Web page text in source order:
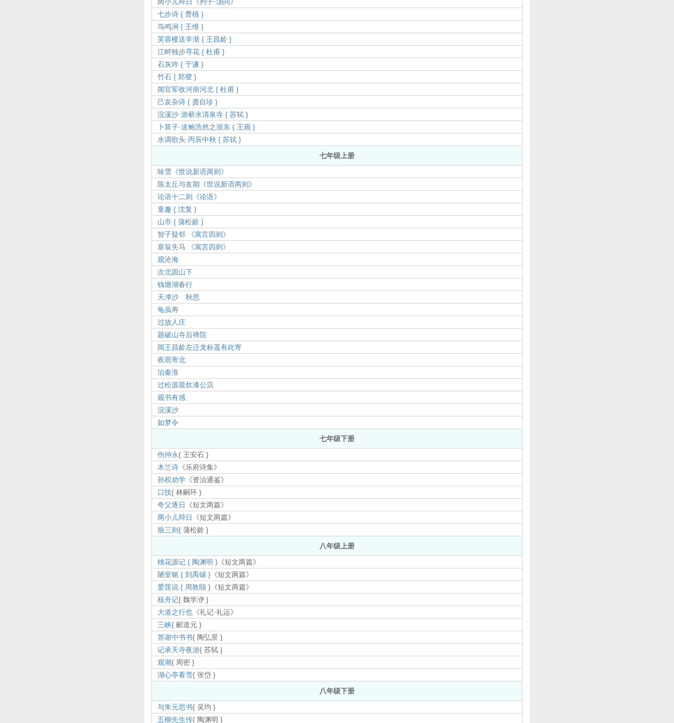
七步诗 { 曹植 }
鸟鸣涧 { 王维 }
芙蓉楼送辛渐 { 王昌龄 }
江畔独步寻花 { 杜甫 }
石灰吟 { 于谦 }
竹石 { 郑燮 }
闻官军收河南河北 { 杜甫 }
己亥杂诗 { 龚自珍 }
浣溪沙·游蕲水清泉寺 { 苏轼 }
卜算子·送鲍浩然之浙东 { 王观 }
水调歌头·丙辰中秋 { 苏轼 }
七年级上册
咏雪《世说新语两则》
陈太丘与友期《世说新语两则》
论语十二则《论语》
童趣 { 沈复 }
山市 { 蒲松龄 }
智子疑邻 《寓言四则》
塞翁失马 《寓言四则》
观沧海
次北固山下
钱塘湖春行
天净沙 秋思
龟虽寿
过故人庄
题破山寺后禅院
闻王昌龄左迁龙标遥有此寄
夜雨寄北
泊秦淮
过松源晨炊漆公店
观书有感
浣溪沙
如梦令
七年级下册
伤仲永{ 王安石 }
木兰诗 《乐府诗集》
孙权劝学 《资治通鉴》
口技{ 林嗣环 }
夸父逐日
《短文两篇》
两小儿辩日
《短文两篇》
狼三则{ 蒲松龄 }
八年级上册
桃花源记 { 陶渊明 } 《短文两篇》
陋室铭 { 刘禹锡 } 《短文两篇》
爱莲说 { 周敦颐 } 《短文两篇》
核舟记{ 魏学洢 }
大道之行也 《礼记·礼运》
三峡{ 郦道元 }
答谢中书书{ 陶弘景 }
记承天寺夜游{ 苏轼 }
观潮{ 周密 }
湖心亭看雪{ 张岱 }
八年级下册
与朱元思书{ 吴均 }
五柳先生传{ 陶渊明 }